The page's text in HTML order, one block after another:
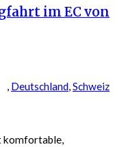
im EC von
, Deutschland, Schweiz
komfortable,